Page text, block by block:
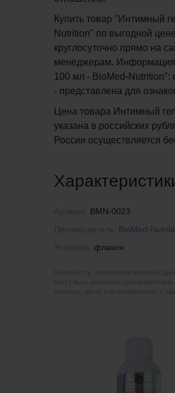
Купить товар "Интимный
Nutrition" по выгодной
круглосуточно прямо на
менеджерам. Информация
100 мл - BioMed-Nutrition":
- представлена для
Цена товара Интимный
указана в российских
России осуществляется
BMN-0023
BioMed-
флакон
Пожалуйста, при покупке сверяйте